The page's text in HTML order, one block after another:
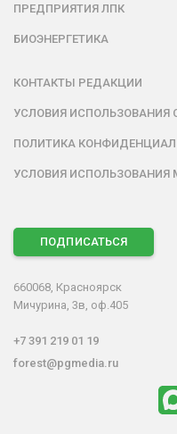
ПРЕДПРИЯТИЯ ЛПК
БИОЭНЕРГЕТИКА
КОНТАКТЫ РЕДАКЦИИ
УСЛОВИЯ ИСПОЛЬЗОВАНИЯ
ПОЛИТИКА
УСЛОВИЯ ИСПОЛЬЗОВАНИЯ
ПОДПИСАТЬСЯ
660068, Красноярск
Мичурина, 3в, оф.405
+7 391 219 01 19
forest@pgmedia.ru